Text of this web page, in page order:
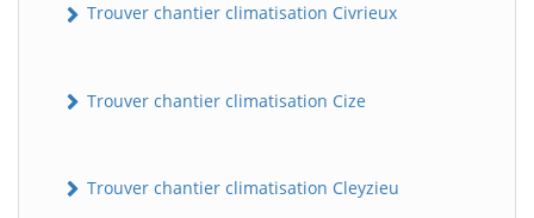
Trouver chantier climatisation Civrieux
Trouver chantier climatisation Cize
Trouver chantier climatisation Cleyzieu